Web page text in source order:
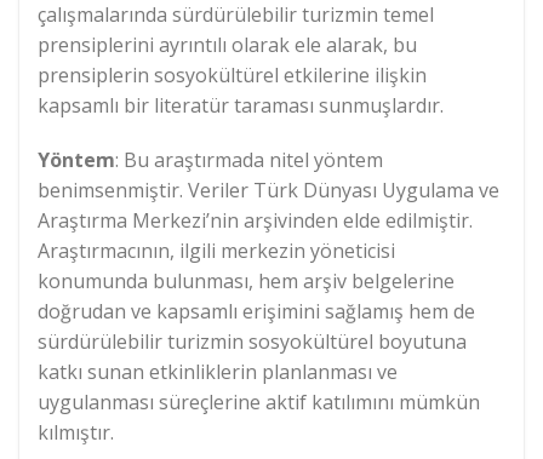
çalışmalarında sürdürülebilir turizmin temel
prensiplerini ayrıntılı olarak ele alarak, bu
prensiplerin sosyokültürel etkilerine ilişkin
kapsamlı bir literatür taraması sunmuşlardır.
Yöntem: Bu araştırmada nitel yöntem
benimsenmiştir. Veriler Türk Dünyası Uygulama ve
Araştırma Merkezi’nin arşivinden elde edilmiştir.
Araştırmacının, ilgili merkezin yöneticisi
konumunda bulunması, hem arşiv belgelerine
doğrudan ve kapsamlı erişimini sağlamış hem de
sürdürülebilir turizmin sosyokültürel boyutuna
katkı sunan etkinliklerin planlanması ve
uygulanması süreçlerine aktif katılımını mümkün
kılmıştır.